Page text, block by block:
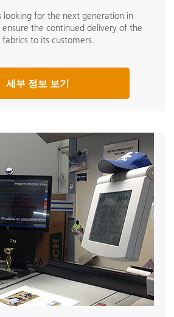
looking for the next generation in
the continued delivery of the
to its customers.
세부 정보 보기